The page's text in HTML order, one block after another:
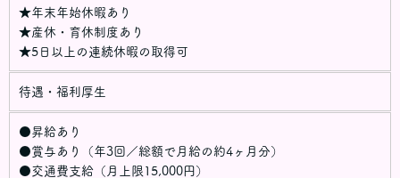
★年末年始休暇あり
★産休・育休制度あり
★5日以上の連続休暇の取得可
待遇・福利厚生
●昇給あり
●賞与あり（年3回／総額で月給の約4ヶ月分）
●交通費支給（月上限15,000円）